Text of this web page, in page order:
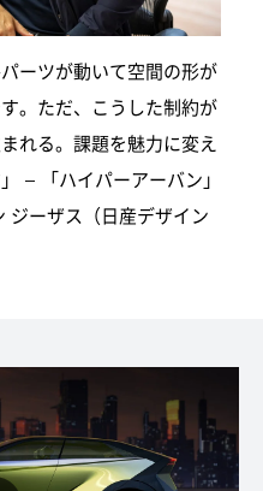
ーツが動いて空間の形が
。ただ、こうした制約が
れる。課題を魅力に変え
– 「ハイパーアーバン」
ジーザス（日産デザイン